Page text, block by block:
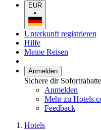
EUR
•
Unterkunft registrieren
Hilfe
Meine Reisen
Anmelden
Sichere dir
Anmelden
Mehr zu
Feedback
Hotels